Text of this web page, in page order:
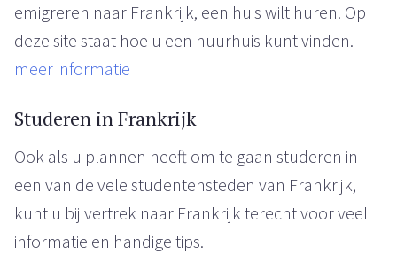
emigreren naar Frankrijk, een huis wilt huren. Op
deze site staat hoe u een huurhuis kunt vinden.
meer informatie
Studeren in Frankrijk
Ook als u plannen heeft om te gaan studeren in
een van de vele studentensteden van Frankrijk,
kunt u bij vertrek naar Frankrijk terecht voor veel
informatie en handige tips.